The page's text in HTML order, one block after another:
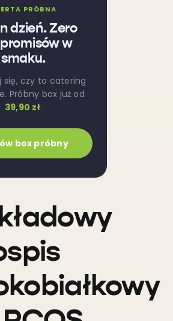
PRÓBNA
dzień. Zero
w
smaku.
się, czy to catering
Próbny box już od
39,90 zł.
box próbny